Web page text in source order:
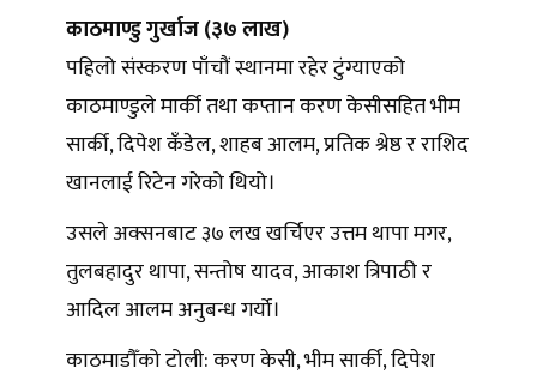
काठमाण्डु गुर्खाज (३७ लाख)
पहिलो संस्करण पाँचौं स्थानमा रहेर टुंग्याएको
काठमाण्डुले मार्की तथा कप्तान करण केसीसहित भीम
सार्की, दिपेश कँडेल, शाहब आलम, प्रतिक श्रेष्ठ र राशिद
खानलाई रिटेन गरेको थियो।
उसले अक्सनबाट ३७ लख खर्चिएर उत्तम थापा मगर,
तुलबहादुर थापा, सन्तोष यादव, आकाश त्रिपाठी र
आदिल आलम अनुबन्ध गर्यो।
काठमाडौँको टोली: करण केसी, भीम सार्की, दिपेश